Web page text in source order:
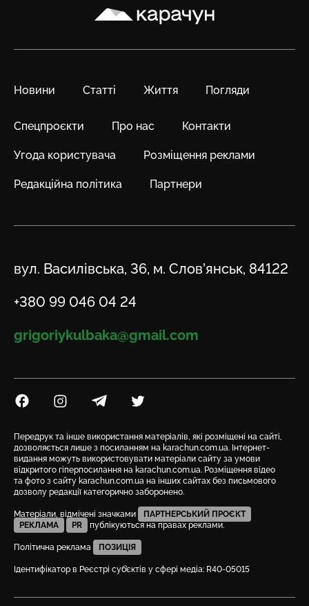
Карачун
Новини Статті Життя Погляди
Спецпроєкти Про нас Контакти
Угода користувача Розміщення реклами
Редакційна політика Партнери
Адреса
вул. Василівська, 36, м. Слов’янськ, 84122
Телефон
+380 99 046 04 24
Email
grigoriykulbaka@gmail.com
Посилання на Facebook
Посилання на Instagram
Посилання на Telegram
Посилання на Twitter
Передрук та інше використання матеріалів, які розміщені на сайті,
дозволяється лише з посиланням на karachun.com.ua. Інтернет-
видання можуть використовувати матеріали сайту за умови
відкритого гіперпосилання на karachun.com.ua. Розміщення відео
та фото з сайту karachun.com.ua на інших сайтах без письмового
дозволу редакції категорично заборонено.
Матеріали, відмічені значками
ПАРТНЕРСЬКИЙ ПРОЄКТ
РЕКЛАМА
PR публікуються на правах реклами.
Політична реклама ПОЗИЦІЯ
Ідентифікатор в Реєстрі суб’єктів у сфері медіа: R40-05015